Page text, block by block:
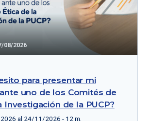
08/2026
para presentar mi
uno de los Comités de
Investigación de la PUCP?
al 24/11/2026 - 12 m.